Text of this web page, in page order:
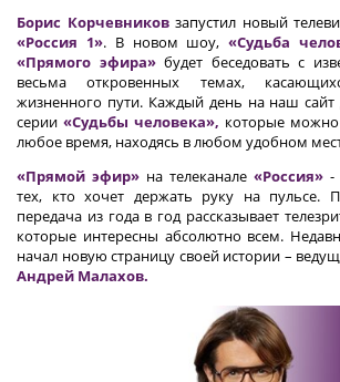
Борис Корчевниковзапустил новый
«Россия 1». В новом шоу,«Судьба
«Прямого эфира»будет беседовать с
весьма откровенных темах,
жизненного пути. Каждый день на наш сайт
серии «Судьбы человека», которые
любое время, находясь в любом удобном
«Прямой эфир» на телеканале «Россия» -
тех, кто хочет держать руку на пульсе.
передача из года в год рассказывает
которые интересны абсолютно всем.
начал новую страницу своей истории –
Андрей Малахов.